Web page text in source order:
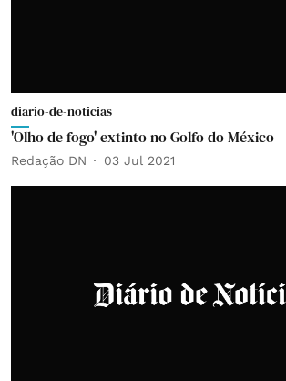
diario-de-noticias
'Olho de fogo' extinto no Golfo do México
Redação DN 03 Jul 2021